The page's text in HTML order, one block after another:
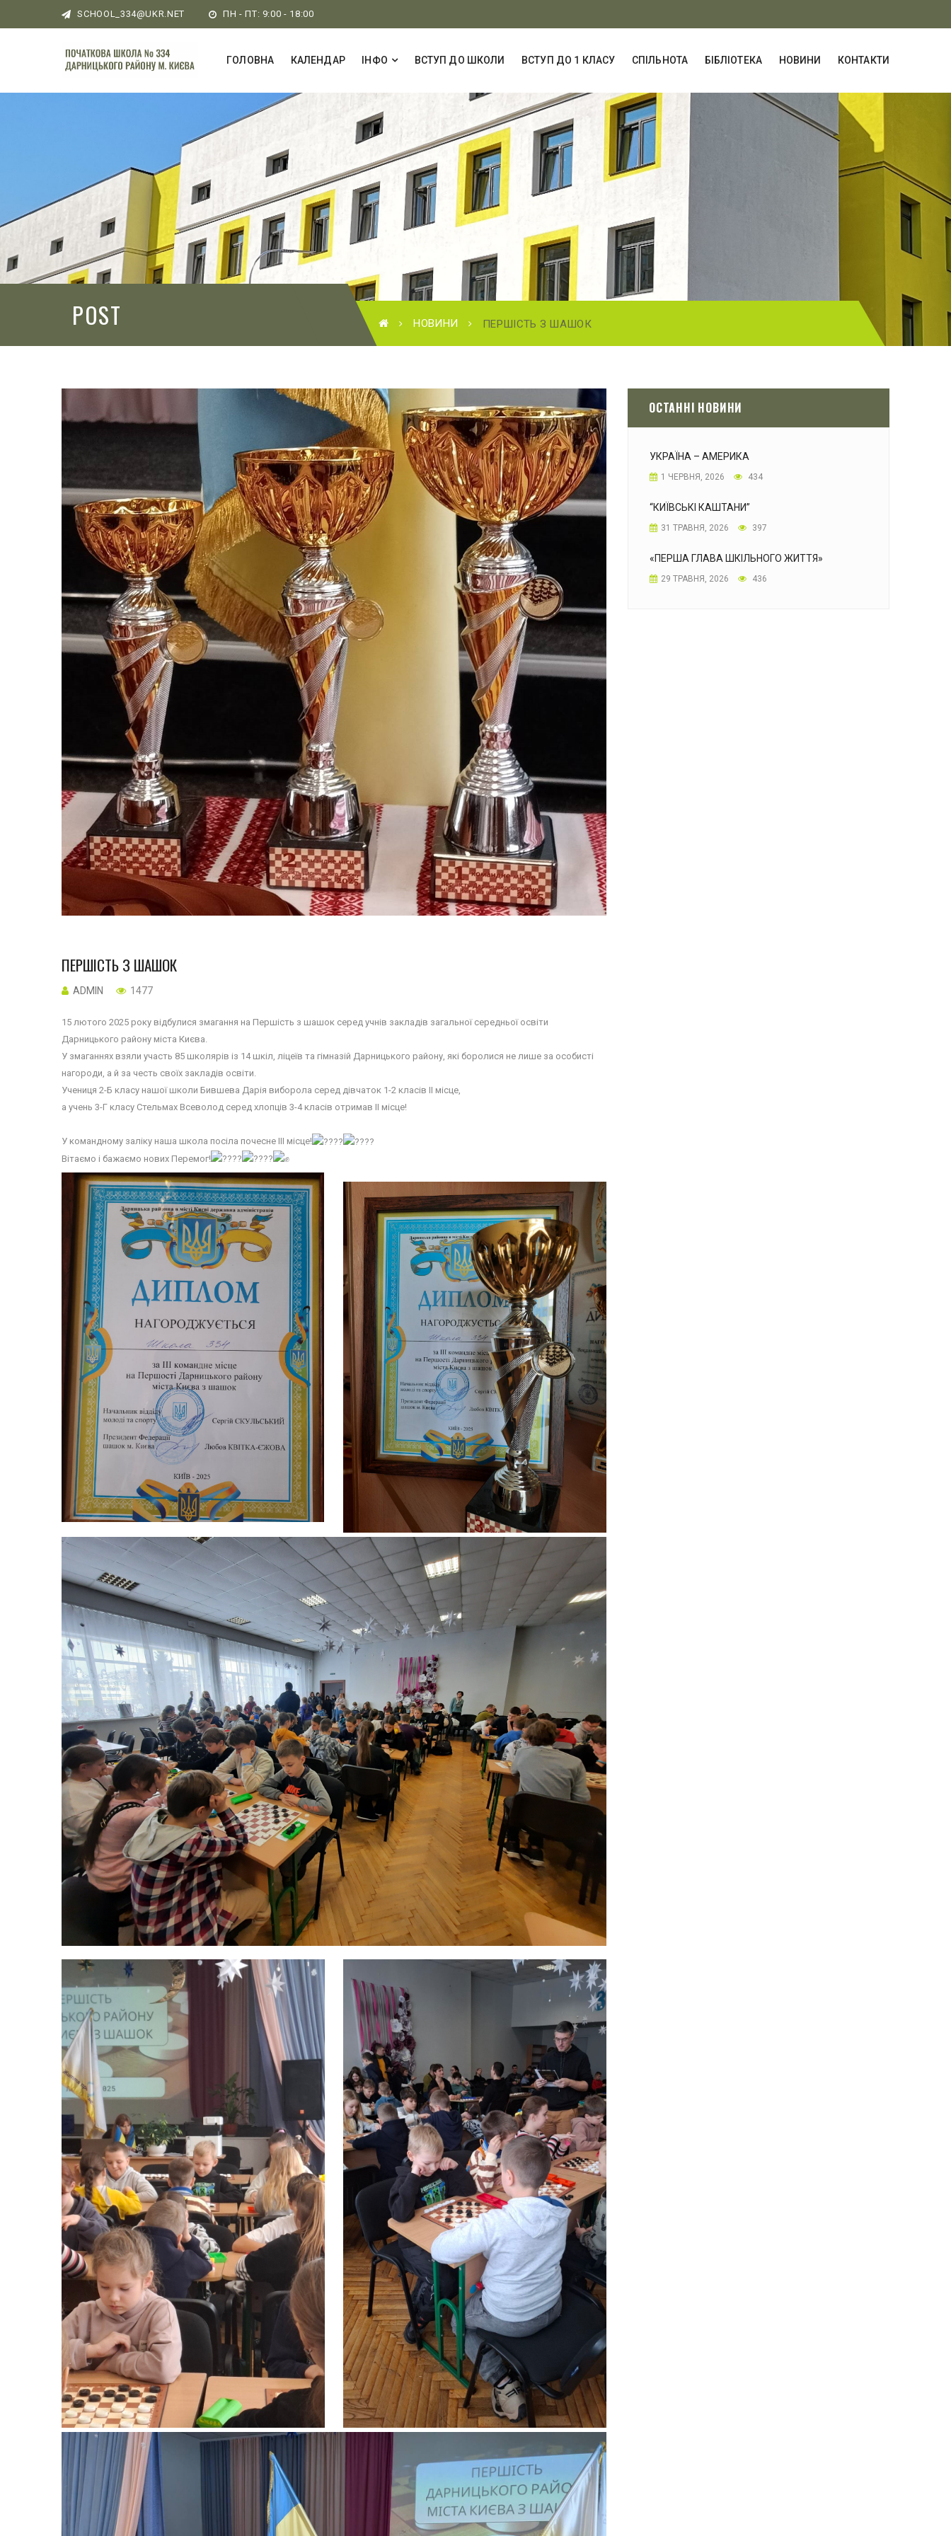
SCHOOL_334@UKR.NET ПН - ПТ: 9:00 - 18:00
ГОЛОВНА КАЛЕНДАР ІНФО ВСТУП ДО ШКОЛИ ВСТУП ДО 1 КЛАСУ СПІЛЬНОТА БІБЛІОТЕКА НОВИНИ КОНТАКТИ
POST НОВИНИ ПЕРШІСТЬ З ШАШОК
ПЕРШІСТЬ З ШАШОК
ADMIN 1477
15 лютого 2025 року відбулися змагання на Першість з шашок серед учнів закладів загальної середньої освіти
Дарницького району міста Києва.
У змаганнях взяли участь 85 школярів із 14 шкіл, ліцеїв та гімназій Дарницького району, які боролися не лише за особисті
нагороди, а й за честь своїх закладів освіти.
Учениця 2-Б класу нашої школи Бившева Дарія виборола серед дівчаток 1-2 класів ІІ місце,
а учень 3-Г класу Стельмах Всеволод серед хлопців 3-4 класів отримав ІІ місце!
У командному заліку наша школа посіла почесне ІІІ місце!
Вітаємо і бажаємо нових Перемог!
ОСТАННІ НОВИНИ
УКРАЇНА – АМЕРИКА
1 ЧЕРВНЯ, 2026 434
“КИЇВСЬКІ КАШТАНИ”
31 ТРАВНЯ, 2026 397
«ПЕРША ГЛАВА ШКІЛЬНОГО ЖИТТЯ»
29 ТРАВНЯ, 2026 436